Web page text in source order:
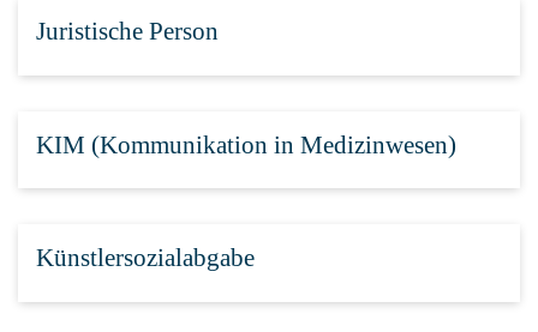
Juristische Person
KIM (Kommunikation in Medizinwesen)
Künstlersozialabgabe